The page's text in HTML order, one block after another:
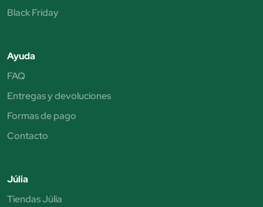
Black Friday
Ayuda
FAQ
Entregas y devoluciones
Formas de pago
Contacto
Júlia
Tiendas Júlia